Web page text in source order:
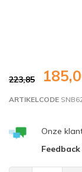
223,85
ARTIKELCODE
Onze